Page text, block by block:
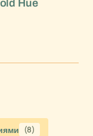
Hue
(8)